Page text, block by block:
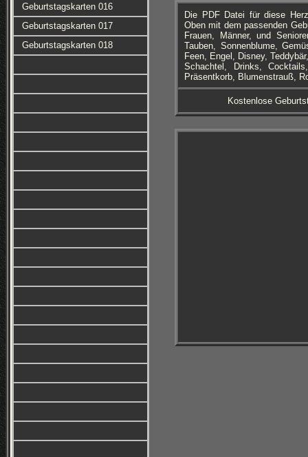
Geburtstagskarten 016
Geburtstagskarten 017
Geburtstagskarten 018
Die PDF Datei für diese
Oben mit dem passenden
Frauen, Männer, und
Tauben, Sonnenblume,
Feen, Engel, Disney,
Schachtel, Drinks,
Präsentkorb, Blumenstrauß,
Kostenlose